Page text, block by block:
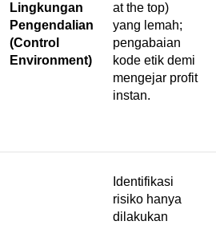
Lingkungan
Pengendalian
(Control
Environment)
at the top)
yang lemah;
pengabaian
kode etik demi
mengejar profit
instan.
Identifikasi
risiko hanya
dilakukan